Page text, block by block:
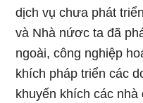
dịch vụ chưa phát
và Nhà nứơc ta đã
ngoài, công nghiệp
khích pháp triển các
khuyến khích các